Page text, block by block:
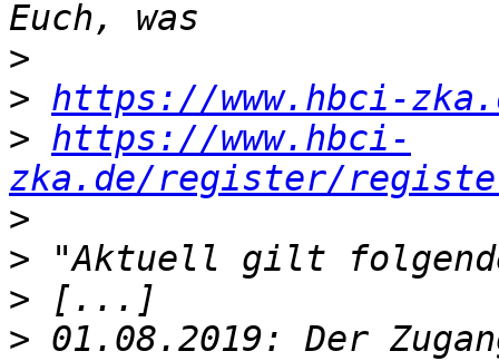
>
> https://www.hbci-
> https://www.hbci-
zka.de/register/
>
>
>
> 01.08.2019: Der